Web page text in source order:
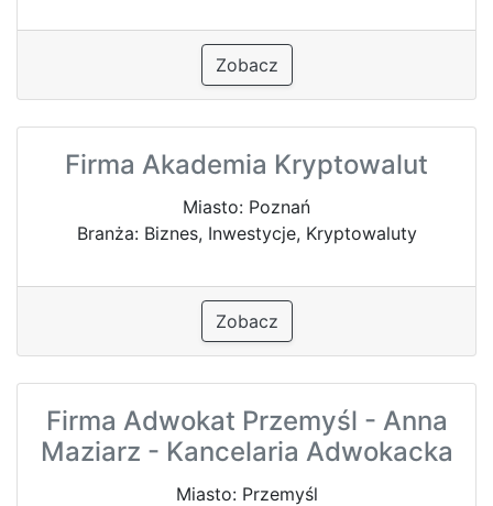
Zobacz
Firma Akademia Kryptowalut
Miasto: Poznań
Branża: Biznes, Inwestycje, Kryptowaluty
Zobacz
Firma Adwokat Przemyśl - Anna
Maziarz - Kancelaria Adwokacka
Miasto: Przemyśl